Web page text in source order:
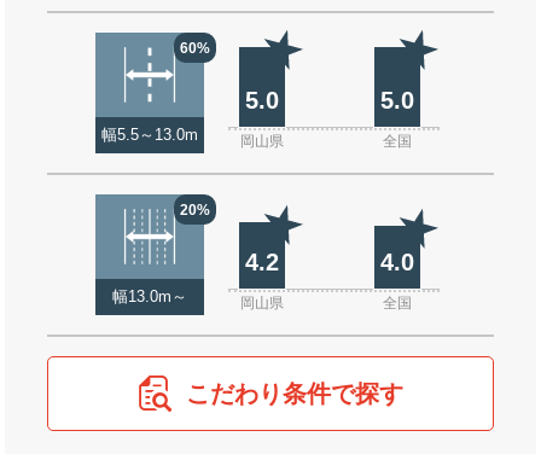
60%
幅5.5～13.0m
5.0 5.0
岡山県 全国
20%
幅13.0m～
4.2 4.0
岡山県 全国
こだわり条件で探す